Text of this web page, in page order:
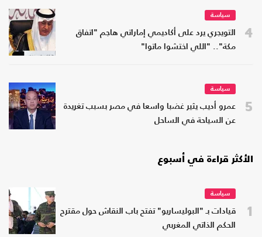
4
سياسة
التويجري يرد على أكاديمي إماراتي هاجم "اتفاق
مكة".. "اللي اختشوا ماتوا"
5
سياسة
عمرو أديب يثير غضبا واسعا في مصر بسبب تغريدة
عن السياحة في الساحل
الأكثر قراءة في أسبوع
1
سياسة
قيادات بـ "البوليساريو" تفتح باب النقاش حول مقترح
الحكم الذاتي المغربي